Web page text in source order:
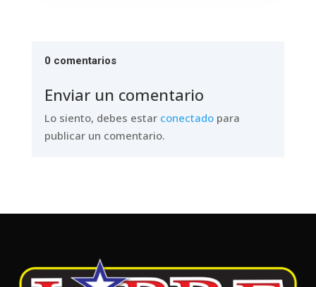
0 comentarios
Enviar un comentario
Lo siento, debes estar conectadopara
publicar un comentario.